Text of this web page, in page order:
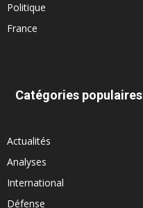
Politique
France
Catégories populaires
Actualités
Analyses
International
Défense